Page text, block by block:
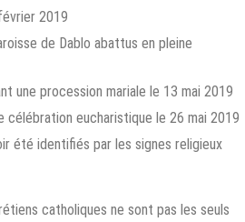
2019
de Dablo abattus en pleine
une procession mariale le 13 mai 2019
célébration eucharistique le 26 mai 2019
été identifiés par les signes religieux
catholiques ne sont pas les seuls